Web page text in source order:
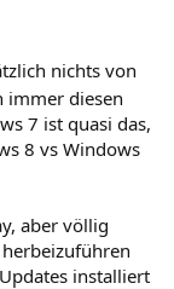
nichts von
immer diesen
7 ist quasi das,
8 vs Windows
aber völlig
installiert